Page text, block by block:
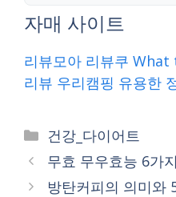
자매 사이트
리뷰모아 리뷰쿠 What
리뷰 우리캠핑 유용한
Categories
건강_다이어트
무효 무우효능 6가
방탄커피의 의미와